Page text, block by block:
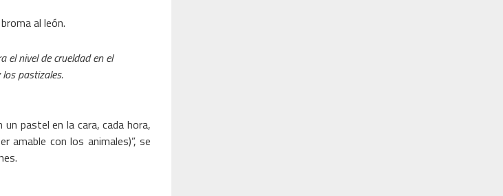
al león.
el nivel de crueldad en el
pastizales.
pastel en la cara, cada hora,
amable con los animales)”, se